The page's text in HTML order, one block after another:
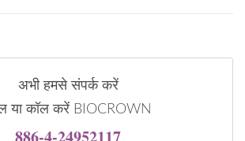
अभी हमसे संपर्क करें
या कॉल करें BIOCROWN